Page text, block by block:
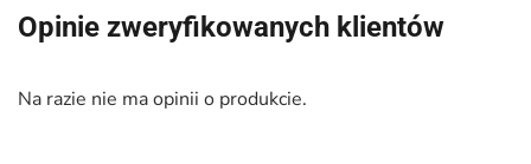
Opinie zweryfikowanych klientów
Na razie nie ma opinii o produkcie.